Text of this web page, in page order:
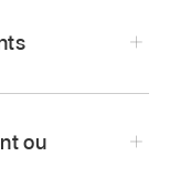
Mac.
l’objet avec
ou
Mac.
ou